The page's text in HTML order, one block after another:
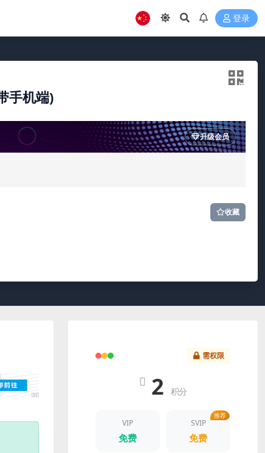
登录
手机端)
升级会员
收藏
需权限
2 积分
VIP
免费
推荐
SVIP
免费